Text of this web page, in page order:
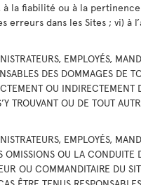
à la fiabilité ou à la
dans les Sites ; vi) à
EMPLOYÉS,
DES DOMMAGES DE
OU
TROUVANT OU DE TOUT
EMPLOYÉS,
OMISSIONS OU LA CONDUITE
OU COMMANDITAIRE DU